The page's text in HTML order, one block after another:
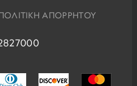
ΠΟΛΙΤΙΚΗ ΑΠΟΡΡΗΤΟΥ